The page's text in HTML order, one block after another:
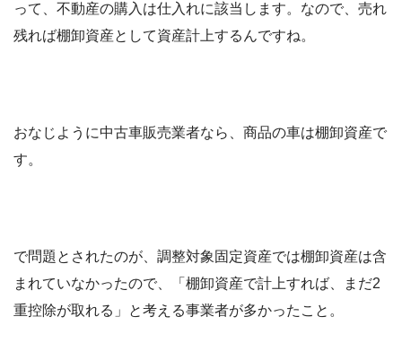
って、不動産の購入は仕入れに該当します。なので、売れ
残れば棚卸資産として資産計上するんですね。
おなじように中古車販売業者なら、商品の車は棚卸資産で
す。
で問題とされたのが、調整対象固定資産では棚卸資産は含
まれていなかったので、「棚卸資産で計上すれば、まだ2
重控除が取れる」と考える事業者が多かったこと。